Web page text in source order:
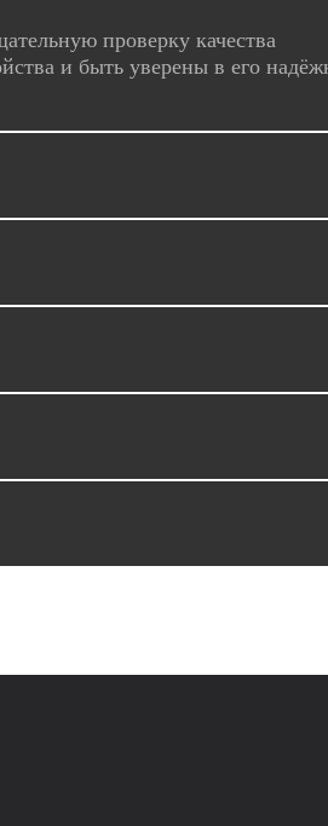
проверку качества
и быть уверены в его